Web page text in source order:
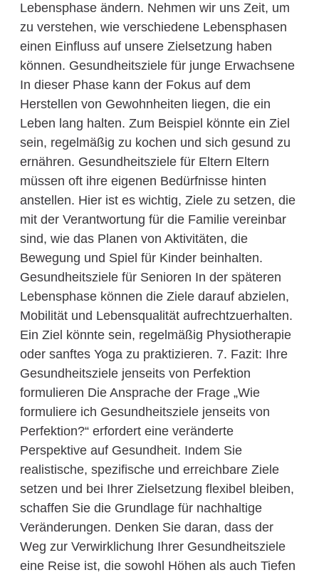
Lebensphase ändern. Nehmen wir uns Zeit, um
zu verstehen, wie verschiedene Lebensphasen
einen Einfluss auf unsere Zielsetzung haben
können. Gesundheitsziele für junge Erwachsene
In dieser Phase kann der Fokus auf dem
Herstellen von Gewohnheiten liegen, die ein
Leben lang halten. Zum Beispiel könnte ein Ziel
sein, regelmäßig zu kochen und sich gesund zu
ernähren. Gesundheitsziele für Eltern Eltern
müssen oft ihre eigenen Bedürfnisse hinten
anstellen. Hier ist es wichtig, Ziele zu setzen, die
mit der Verantwortung für die Familie vereinbar
sind, wie das Planen von Aktivitäten, die
Bewegung und Spiel für Kinder beinhalten.
Gesundheitsziele für Senioren In der späteren
Lebensphase können die Ziele darauf abzielen,
Mobilität und Lebensqualität aufrechtzuerhalten.
Ein Ziel könnte sein, regelmäßig Physiotherapie
oder sanftes Yoga zu praktizieren. 7. Fazit: Ihre
Gesundheitsziele jenseits von Perfektion
formulieren Die Ansprache der Frage „Wie
formuliere ich Gesundheitsziele jenseits von
Perfektion?“ erfordert eine veränderte
Perspektive auf Gesundheit. Indem Sie
realistische, spezifische und erreichbare Ziele
setzen und bei Ihrer Zielsetzung flexibel bleiben,
schaffen Sie die Grundlage für nachhaltige
Veränderungen. Denken Sie daran, dass der
Weg zur Verwirklichung Ihrer Gesundheitsziele
eine Reise ist, die sowohl Höhen als auch Tiefen